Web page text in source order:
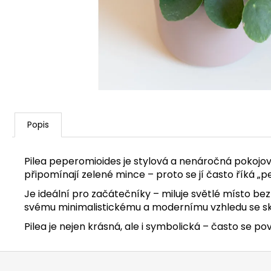
Popis
Pilea peperomioides je stylová a nenáročná
připomínají zelené mince – proto se jí často říká
Je ideální pro začátečníky – miluje světlé místo
svému minimalistickému a modernímu vzhledu se
Pilea je nejen krásná, ale i symbolická – často se
Z